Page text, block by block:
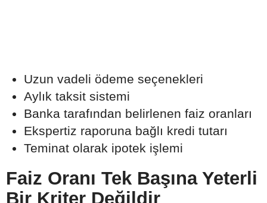
Uzun vadeli ödeme seçenekleri
Aylık taksit sistemi
Banka tarafından belirlenen faiz oranları
Ekspertiz raporuna bağlı kredi tutarı
Teminat olarak ipotek işlemi
Faiz Oranı Tek Başına Yeterli
Bir Kriter Değildir